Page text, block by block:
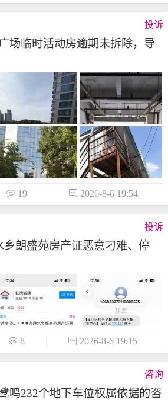
投诉
场临时活动房逾期未拆除，导
 19  2026-8-6 19:54
投诉
朗盛苑房产证恶意刁难、停
 8  2026-8-6 19:15
咨询
鸣232个地下车位权属依据的咨